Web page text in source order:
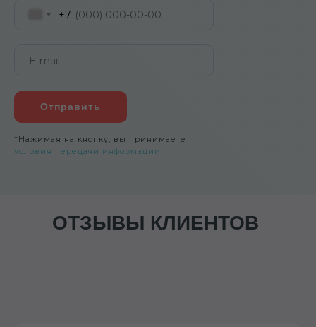
*Нажимая на кнопку, вы принимаете
условия передачи информации
+7
Отправить
ОТЗЫВЫ КЛИЕНТОВ